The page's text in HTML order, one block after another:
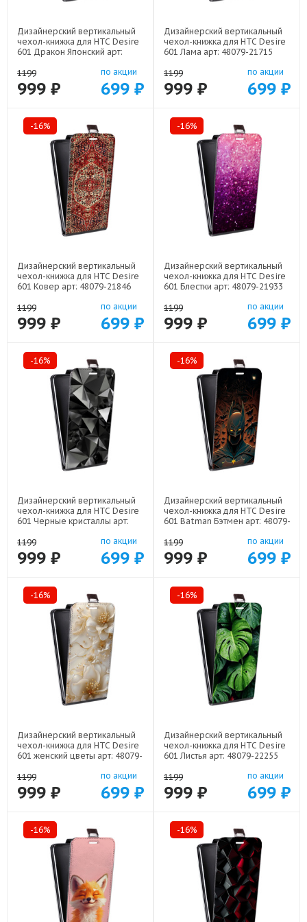
Дизайнерский вертикальный
чехол-книжка для HTC Desire
601 Дракон Японский арт:
1199
999 ₽
по акции
699 ₽
Дизайнерский вертикальный
чехол-книжка для HTC Desire
601 Лама арт: 48079-21715
1199
999 ₽
по акции
699 ₽
-16%
Дизайнерский вертикальный
чехол-книжка для HTC Desire
601 Ковер арт: 48079-21846
1199
999 ₽
по акции
699 ₽
-16%
Дизайнерский вертикальный
чехол-книжка для HTC Desire
601 Блестки арт: 48079-21933
1199
999 ₽
по акции
699 ₽
-16%
Дизайнерский вертикальный
чехол-книжка для HTC Desire
601 Черные кристаллы арт:
1199
999 ₽
по акции
699 ₽
-16%
Дизайнерский вертикальный
чехол-книжка для HTC Desire
601 Batman Бэтмен арт: 48079-
1199
999 ₽
по акции
699 ₽
-16%
Дизайнерский вертикальный
чехол-книжка для HTC Desire
601 женский цветы арт: 48079-
1199
999 ₽
по акции
699 ₽
-16%
Дизайнерский вертикальный
чехол-книжка для HTC Desire
601 Листья арт: 48079-22255
1199
999 ₽
по акции
699 ₽
-16% -16%